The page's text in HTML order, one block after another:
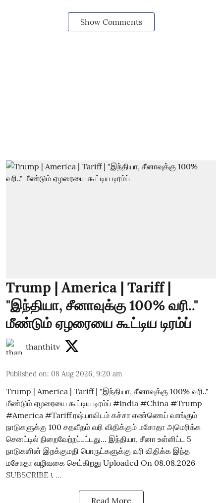
Show Comments
Trump | America | Tariff |
"இந்தியா, சீனாவுக்கு 100% வரி.."
மீண்டும் ஏழரையை கூட்டிய டிரம்ப்
thanthitv
Published on: 08 Aug 2026, 9:20 am
Trump | America | Tariff | "இந்தியா, சீனாவுக்கு 100% வரி.."
மீண்டும் ஏழரையை கூட்டிய டிரம்ப் #India #China #Trump
#America #Tariff ரஷ்யாவிடம் கச்சா எண்ணெய் வாங்கும்
நாடுகளுக்கு 100 சதவீதம் வரி விதிக்கும் மசோதா அமெரிக்க
செனட்டில் நிறைவேற்றப்பட்டது... இந்தியா, சீனா உள்ளிட்ட 5
நாடுகளின் இறக்குமதி பொருட்களுக்கு வரி விதிக்க இந்த
மசோதா வழிவகை செய்கிறது Uploaded On 08.08.2026
SUBSCRIBE t ...
Read More